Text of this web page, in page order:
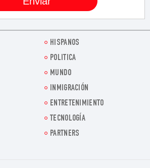
HISPANOS
POLITICA
MUNDO
INMIGRACIÓN
ENTRETENIMIENTO
TECNOLOGÍA
PARTNERS